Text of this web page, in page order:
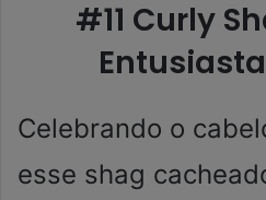
#11 Curly
Celebrando o
esse shag